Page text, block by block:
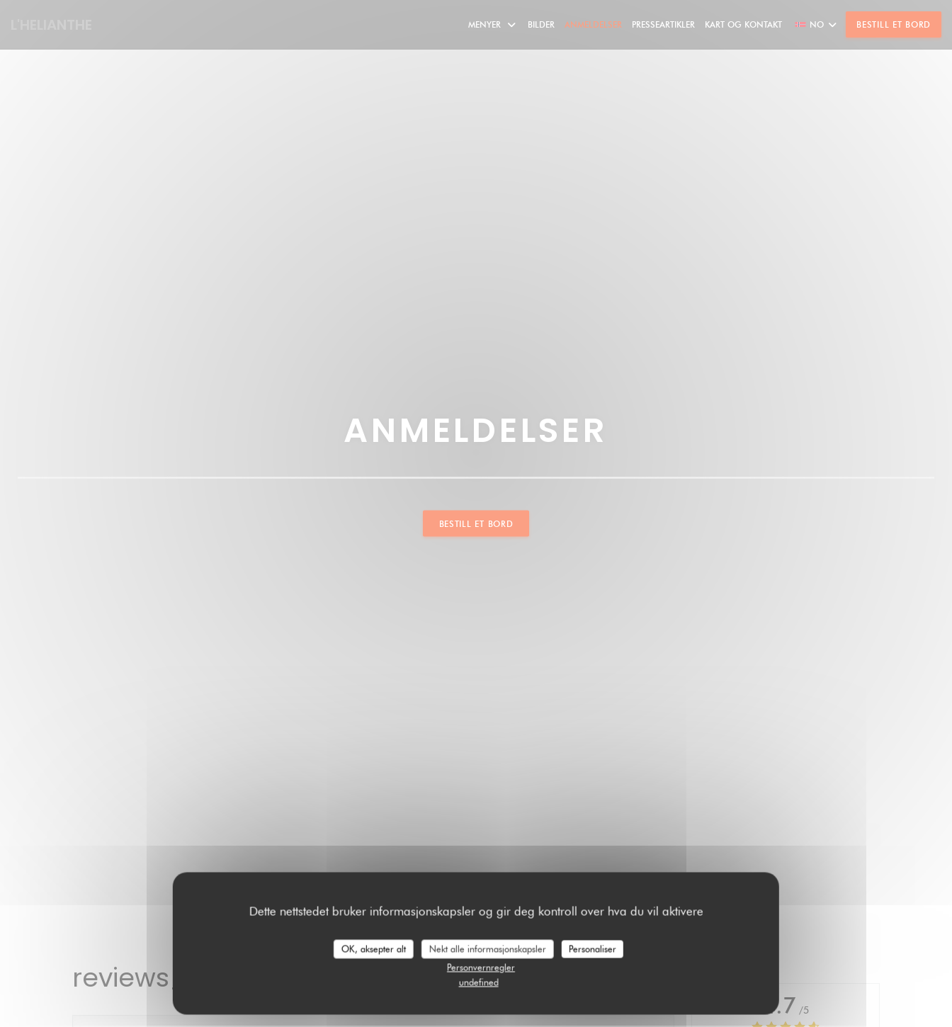
Dette nettstedet bruker informasjonskapsler og gir deg kontroll over hva du vil aktivere
OK, aksepter alt Nekt alle informasjonskapsler
Personaliser
Personvernregler
undefined
MENYER BILDER ANMELDELSER PRESSEARTIKLER KART OG KONTAKT NO BESTILL ET BORD
ANMELDELSER
BESTILL ET BORD
reviews_from_our_clients_following_booking
4.7 /5